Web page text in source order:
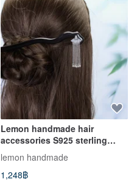
Lemon handmade hair
accessories S925 sterling
silver flower fan tassel ebony
hai
lemon handmade
1,248฿